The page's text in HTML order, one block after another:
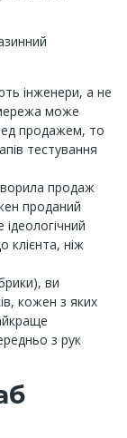
інженери, а не
може
продажем, то
тестування
продаж
проданий
клієнта, ніж
ви
кожен з яких
з рук